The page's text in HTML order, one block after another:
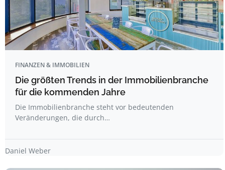
FINANZEN & IMMOBILIEN
Die größten Trends in der Immobilienbranche
für die kommenden Jahre
Die Immobilienbranche steht vor bedeutenden
Veränderungen, die durch…
Daniel Weber